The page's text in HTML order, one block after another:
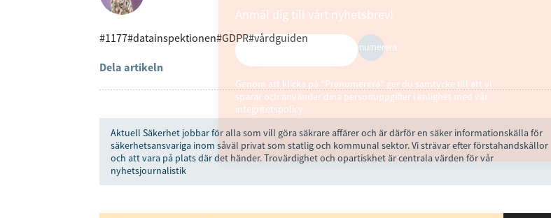
#1177#datainspektionen#GDPR#vårdguiden
Dela artikeln
Aktuell Säkerhet jobbar för alla som vill göra säkrare affärer och är därför en säker informationskälla för
säkerhetsansvariga inom såväl privat som statlig och kommunal sektor. Vi strävar efter förstahandskällor
och att vara på plats där det händer. Trovärdighet och opartiskhet är centrala värden för vår
nyhetsjournalistik
Anmäl dig till vårt nyhetsbrev!
Prenumerera
Genom att klicka på "Prenumerera" ger du samtycke till att vi
sparar och använder dina personuppgifter i enlighet med vår
integritetspolicy.